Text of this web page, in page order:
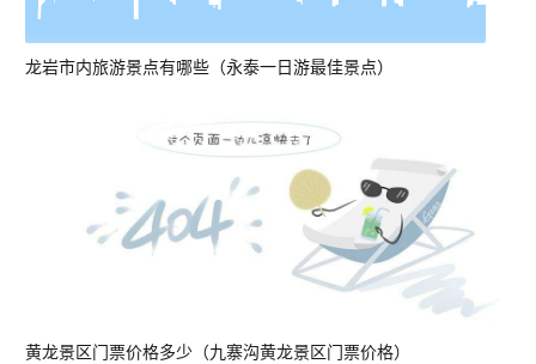
龙岩市内旅游景点有哪些（永泰一日游最佳景点）
黄龙景区门票价格多少（九寨沟黄龙景区门票价格）